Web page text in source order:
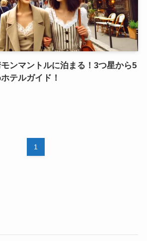
ンマントルに泊まる！3つ星から5
テルガイド！
1